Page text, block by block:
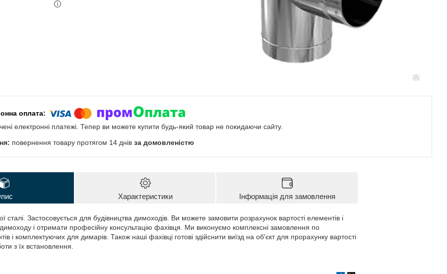
електронні платежі. Тепер ви можете купити будь-який товар не покидаючи сайту.
повернення товару протягом 14 днів за домовленістю
Характеристики Інформація для замовлення
сталі. Застосовується для будівництва димоходів. Ви можете замовити розрахунок вартості елементів і
і отримати професійну консультацію фахівця. Ми виконуємо комплексні замовлення по
і комплектуючих для димарів. Також наші фахівці готові здійснити виїзд на об'єкт для прорахунку вартості
з їх встановлення.